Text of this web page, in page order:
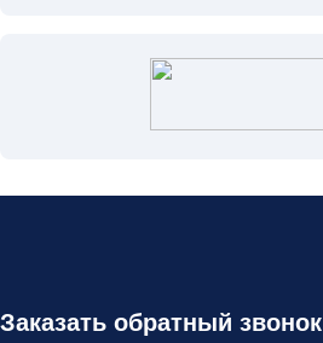
Заказать обратный звонок